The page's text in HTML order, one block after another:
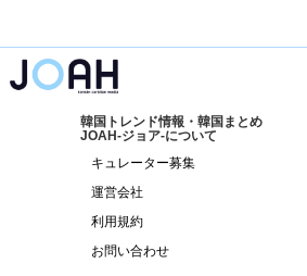
韓国トレンド情報・韓国まとめ
JOAH-ジョア-について
キュレーター募集
運営会社
利用規約
お問い合わせ